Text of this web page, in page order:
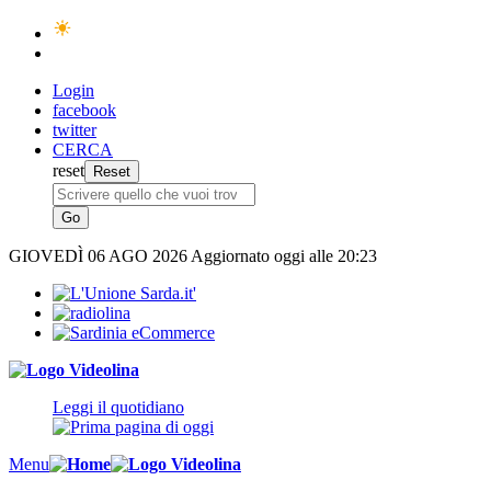
Login
facebook
twitter
CERCA
reset
GIOVEDÌ 06 AGO 2026 Aggiornato oggi alle 20:23
Leggi il quotidiano
Menu